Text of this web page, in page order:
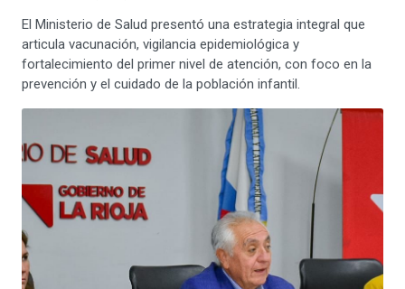
El Ministerio de Salud presentó una estrategia integral que
articula vacunación, vigilancia epidemiológica y
fortalecimiento del primer nivel de atención, con foco en la
prevención y el cuidado de la población infantil.